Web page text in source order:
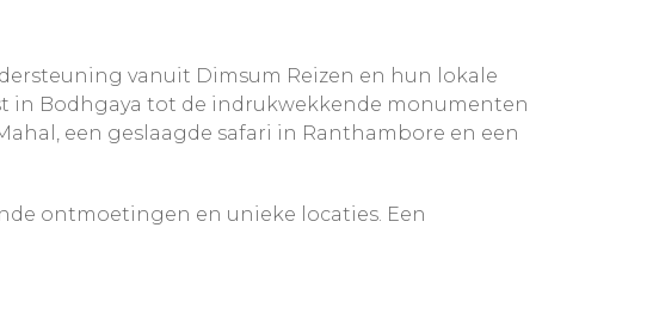
vanuit Dimsum Reizen en hun lokale
in Bodhgaya tot de indrukwekkende monumenten
een geslaagde safari in Ranthambore en een
ontmoetingen en unieke locaties. Een